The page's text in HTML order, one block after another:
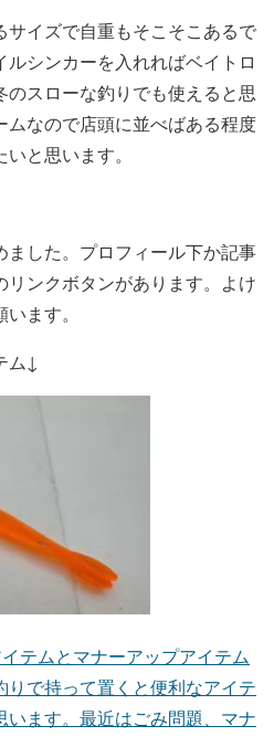
サイズで自重もそこそこあるで
シンカーを入れればベイトロ
のスローな釣りでも使えると思
ムなので店頭に並べばある程度
と思います。
ました。プロフィール下か記事
ンクボタンがあります。よけ
ます。
ム↓
テムとマナーアップアイテム
で持って置くと便利なアイテ
います。最近はごみ問題、マナ